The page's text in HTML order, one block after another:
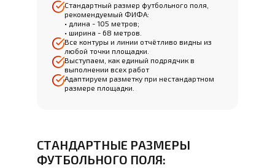
Стандартный размер футбольного поля,
рекомендуемый ФИФА:
• длина - 105 метров;
• ширина - 68 метров.
Все контуры и линии отчётливо видны из
любой точки площадки.
Выступаем, как единый подрядчик в
выполнении всех работ
Адаптируем разметку при нестандартном
размере площадки.
СТАНДАРТНЫЕ РАЗМЕРЫ
ФУТБОЛЬНОГО ПОЛЯ: